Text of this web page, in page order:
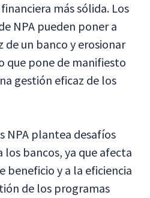
más sólida. Los
NPA pueden poner a
de un banco y erosionar
que pone de manifiesto
gestión eficaz de los
NPA plantea desafíos
bancos, ya que afecta
beneficio y a la eficiencia
de los programas